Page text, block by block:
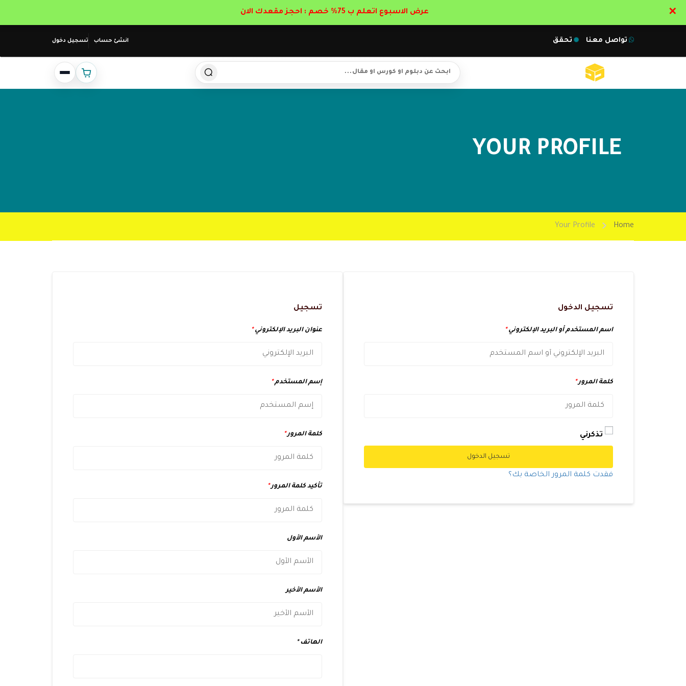
انشئ حساب تسجيل دخول تواصل معنا تحقق
YOUR PROFILE
Home
Your Profile
تسجيل الدخول
اسم المستخدم أو البريد الإلكتروني*
كلمة المرور*
تذكرني
تسجيل الدخول
فقدت كلمة المرور الخاصة بك؟
تسجيل
عنوان البريد الإلكتروني*
إسم المستخدم*
كلمة المرور*
تأكيد كلمة المرور*
الأسم الأول
الأسم الأخير
الهاتف
عرض الاسبوع اتعلم ب 75% خصم : احجز مقعدك الان ✕